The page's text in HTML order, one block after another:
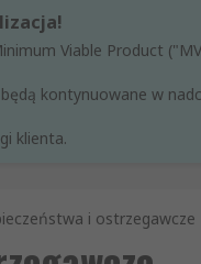
Viable Product
kontynuowane w
klienta.
i ostrzegawcze